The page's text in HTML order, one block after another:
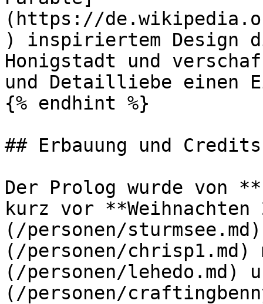
(https://
) inspiriertem Design
Honigstadt und
und Detailliebe einen
{% endhint %}
## Erbauung und Credits
Der Prolog wurde von
kurz vor **Weihnachten
(/personen/
(/personen/
(/personen/lehedo.md)
(/personen/